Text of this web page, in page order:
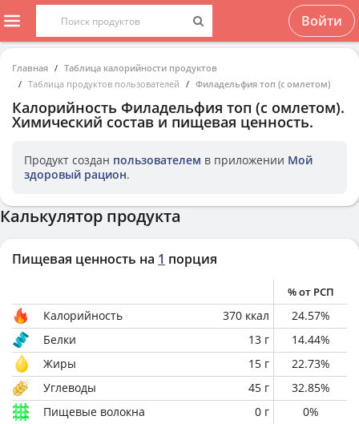
Войти
Главная
Таблица калорийности продуктов
Таблица продуктов пользователей
Филадельфия топ (с омлетом)
Калорийность Филадельфия топ (с омлетом).
Химический состав и пищевая ценность.
Продукт создан пользователем в приложении Мой
здоровый рацион.
Калькулятор продукта
Пищевая ценность на 1 порция
% от РСП
Калорийность 370 ккал 24.57%
Белки
13 г 14.44%
Жиры
15 г 22.73%
Углеводы
45 г 32.85%
Пищевые волокна
0 г 0%